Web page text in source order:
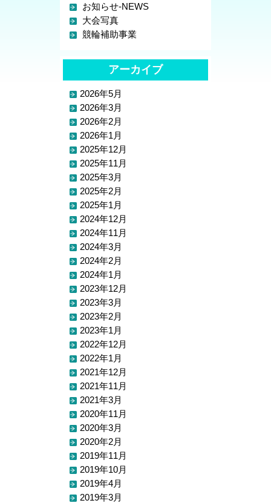
お知らせ-NEWS
大会写真
競輪補助事業
アーカイブ
2026年5月
2026年3月
2026年2月
2026年1月
2025年12月
2025年11月
2025年3月
2025年2月
2025年1月
2024年12月
2024年11月
2024年3月
2024年2月
2024年1月
2023年12月
2023年3月
2023年2月
2023年1月
2022年12月
2022年1月
2021年12月
2021年11月
2021年3月
2020年11月
2020年3月
2020年2月
2019年11月
2019年10月
2019年4月
2019年3月